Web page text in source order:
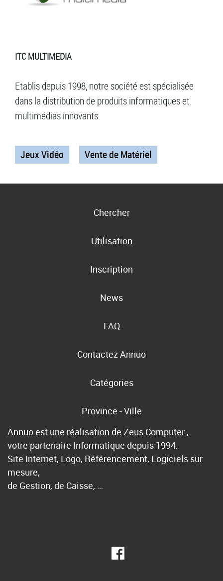
ITC MULTIMEDIA
Etablis depuis 1998, notre société est spécialisée
dans la distribution de produits informatiques et
multimédias innovants.
Jeux Vidéo Vente de Matériel
Chercher
Utilisation
Inscription
News
FAQ
Contactez Annuo
Catégories
Province - Ville
Annuo est une réalisation de Zeus Computer ,
votre partenaire Informatique depuis 1994.
Site Internet, Logo, Référencement, Logiciels sur
mesure,
de Gestion, de Caisse, …